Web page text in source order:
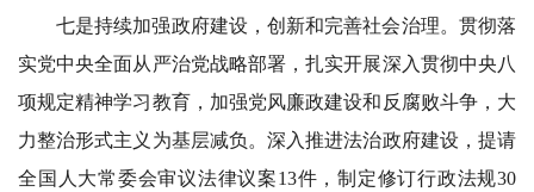
七是持续加强政府建设，创新和完善社会治理。贯彻落
实党中央全面从严治党战略部署，扎实开展深入贯彻中央八
项规定精神学习教育，加强党风廉政建设和反腐败斗争，大
力整治形式主义为基层减负。深入推进法治政府建设，提请
全国人大常委会审议法律议案13件，制定修订行政法规30